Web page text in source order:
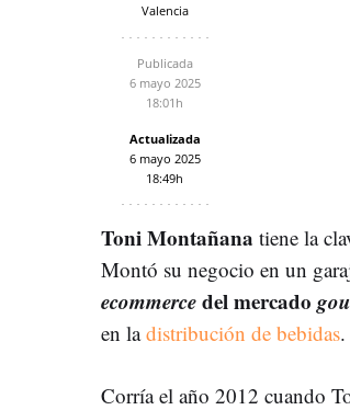
Valencia
Publicada
6 mayo 2025
18:01h
Actualizada
6 mayo 2025
18:49h
Toni Montañana tiene la
Montó su negocio en un
ecommercedel mercado
en ladistribución de bebidas.
Corría el año 2012 cuando